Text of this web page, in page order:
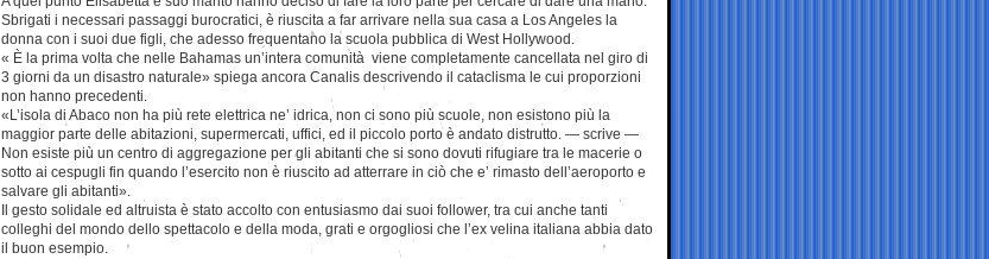
Sbrigati i necessari passaggi burocratici, è riuscita a far arrivare nella sua casa a Los Angeles la
donna con i suoi due figli, che adesso frequentano la scuola pubblica di West Hollywood.
« È la prima volta che nelle Bahamas un’intera comunità viene completamente cancellata nel giro di
3 giorni da un disastro naturale» spiega ancora Canalis descrivendo il cataclisma le cui proporzioni
non hanno precedenti.
«L’isola di Abaco non ha più rete elettrica ne’ idrica, non ci sono più scuole, non esistono più la
maggior parte delle abitazioni, supermercati, uffici, ed il piccolo porto è andato distrutto. — scrive —
Non esiste più un centro di aggregazione per gli abitanti che si sono dovuti rifugiare tra le macerie o
sotto ai cespugli fin quando l’esercito non è riuscito ad atterrare in ciò che e’ rimasto dell’aeroporto e
salvare gli abitanti».
Il gesto solidale ed altruista è stato accolto con entusiasmo dai suoi follower, tra cui anche tanti
colleghi del mondo dello spettacolo e della moda, grati e orgogliosi che l’ex velina italiana abbia dato
il buon esempio.